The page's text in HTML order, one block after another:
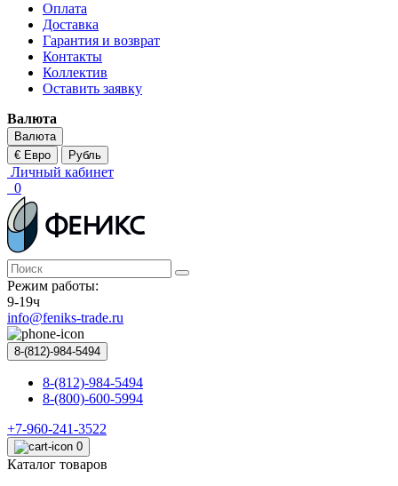
Оплата
Доставка
Гарантия и возврат
Контакты
Коллектив
Оставить заявку
Валюта
Валюта
€ Евро
Рубль
Личный кабинет
0
Режим работы:
9-19ч
info@feniks-trade.ru
8-(812)-984-5494
8-(812)-984-5494
8-(800)-600-5994
+7-960-241-3522
0
Каталог товаров